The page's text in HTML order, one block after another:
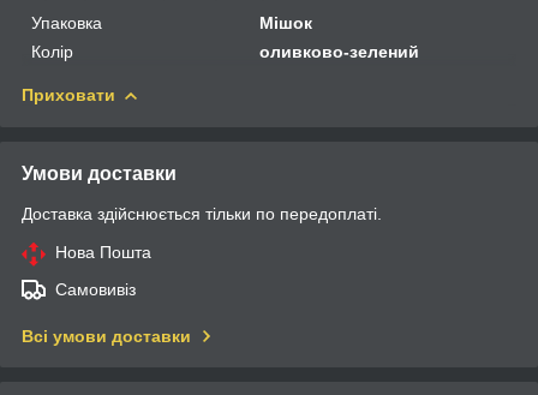
Упаковка
Мішок
Колір
оливково-зелений
Приховати
Умови доставки
Доставка здійснюється тільки по передоплаті.
Нова Пошта
Самовивіз
Всі умови доставки